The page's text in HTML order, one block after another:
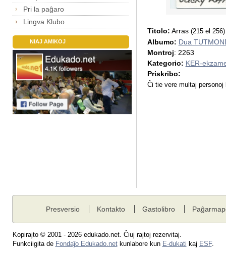
Pri la paĝaro
Lingva Klubo
NIAJ AMIKOJ
Titolo: Arras (215 el 256)
Albumo: Dua
Montroj: 2263
Kategorio: KER-
Priskribo:
Ĉi tie vere multaj personoj
Presversio Kontakto Gastolibro
Kopirajto © 2001 - 2026 edukado.net. Ĉiuj rajtoj rezervitaj.
Funkciigita de Fondaĵo Edukado.netkunlabore kun E-dukati kaj ESF.